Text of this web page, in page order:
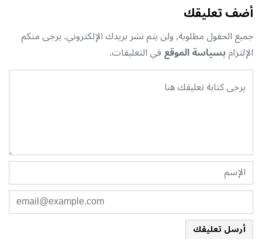
أضف تعليقك
جميع الحقول مطلوبة, ولن يتم نشر بريدك الإلكتروني. يرجى منكم
الإلتزامبسياسة الموقعفي التعليقات.
أرسل تعليقك